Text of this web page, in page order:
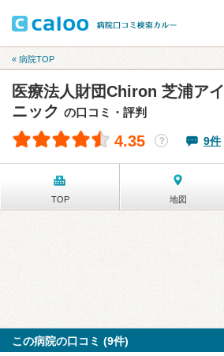
« 病院TOP
医療法人財団Chiron 芝浦ア
ニック の口コミ・評判
4.35 ？ 9件
TOP 地図
この病院の口コミ (9件)